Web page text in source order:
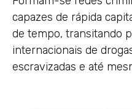
capazes de rápida
de tempo, transitando
internacionais de
escravizadas e até